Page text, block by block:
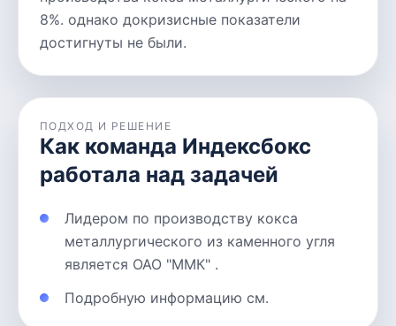
8%. однако докризисные показатели
достигнуты не были.
ПОДХОД И РЕШЕНИЕ
Как команда Индексбокс
работала над задачей
Лидером по производству кокса
металлургического из каменного угля
является ОАО "ММК" .
Подробную информацию см.